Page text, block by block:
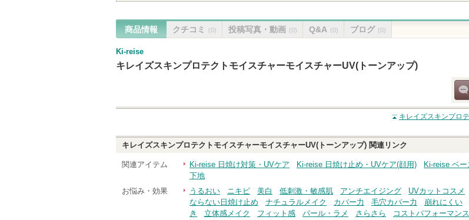
商品情報 クチコミ (0) 投稿写真・動画 (0) Q&A (0) ブログ (0)
Ki-reise
キレイズスキンプロテクトモイスチャーモイスチャーUV(トーンアップ)
キレイズスキンプロ
キレイズスキンプロテクトモイスチャーモイスチャーUV(トーンアップ) 関連リンク
関連アイテム Ki-reise 日焼け対策・UVケア Ki-reise 日焼け止め・UVケア(顔用) Ki-reise ベー
下地
お悩み・効果
うるおい ニキビ 美白 低刺激・敏感肌 アンチエイジング UVカットコスメ
ならない日焼け止め
ナチュラルメイク カバー力 毛穴カバー力 崩れにくい
き
立体感メイク フィット感 パール・ラメ さらさら コストパフォーマンス